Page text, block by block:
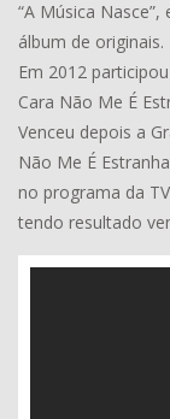
“A Música
álbum de originais.
Em 2012
Cara Não Me É
Venceu depois a
Não Me É
no programa da
tendo resultado